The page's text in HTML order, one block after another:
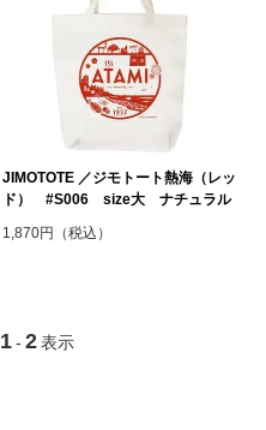
JIMOTOTE ／ジモトート熱海（レッ
ド） #S006 size大 ナチュラル
1,870円（税込）
1 - 2 表示